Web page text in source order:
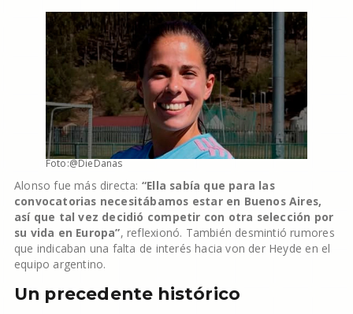
Foto:@DieDanas
Alonso fue más directa: “Ella sabía que para las
convocatorias necesitábamos estar en Buenos Aires,
así que tal vez decidió competir con otra selección por
su vida en Europa”, reflexionó. También desmintió rumores
que indicaban una falta de interés hacia von der Heyde en el
equipo argentino.
Un precedente histórico